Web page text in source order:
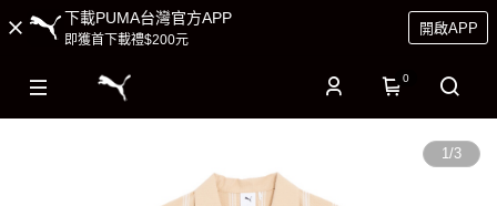
下載PUMA台灣官方APP
即獲首下載禮$200元
開啟APP
0
1/3